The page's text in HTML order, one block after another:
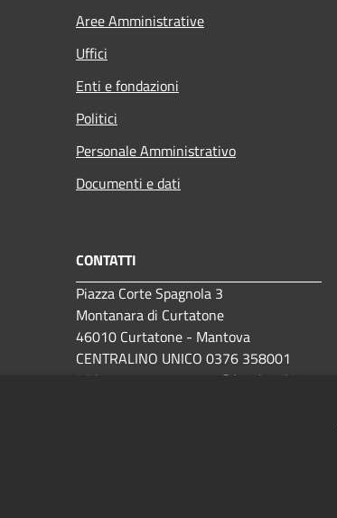
Aree Amministrative
Uffici
Enti e fondazioni
Politici
Personale Amministrativo
Documenti e dati
CONTATTI
Piazza Corte Spagnola 3
Montanara di Curtatone
46010 Curtatone - Mantova
CENTRALINO UNICO 0376 358001
PEC:
comune.curtatone@legalmail.it